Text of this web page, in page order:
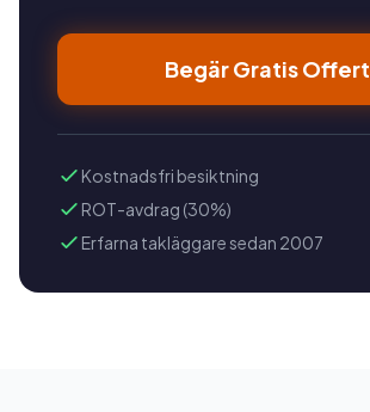
Begär Gratis Offert
Kostnadsfri besiktning
ROT-avdrag (30%)
Erfarna takläggare sedan 2007